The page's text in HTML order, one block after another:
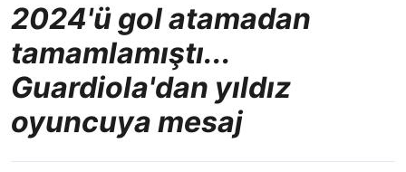
2024'ü gol atamadan
tamamlamıştı...
Guardiola'dan yıldız
oyuncuya mesaj